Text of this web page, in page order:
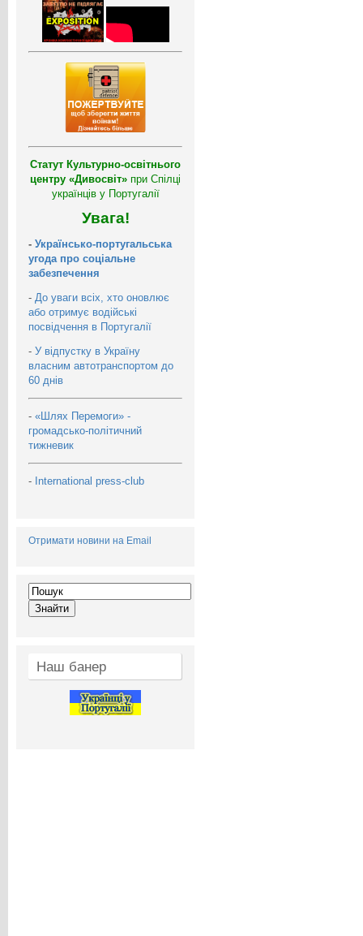
Статут Культурно-освітнього
центру «Дивосвіт» при Спілці
українців у Португалії
Увага!
- Українсько-португальська
угода про соціальне
забезпечення
- До уваги всіх, хто оновлює
або отримує водійські
посвідчення в Португалії
- У відпустку в Україну
власним автотранспортом до
60 днів
- «Шлях Перемоги» -
громадсько-політичний
тижневик
- International press-club
Отримати новини на Email
Наш банер